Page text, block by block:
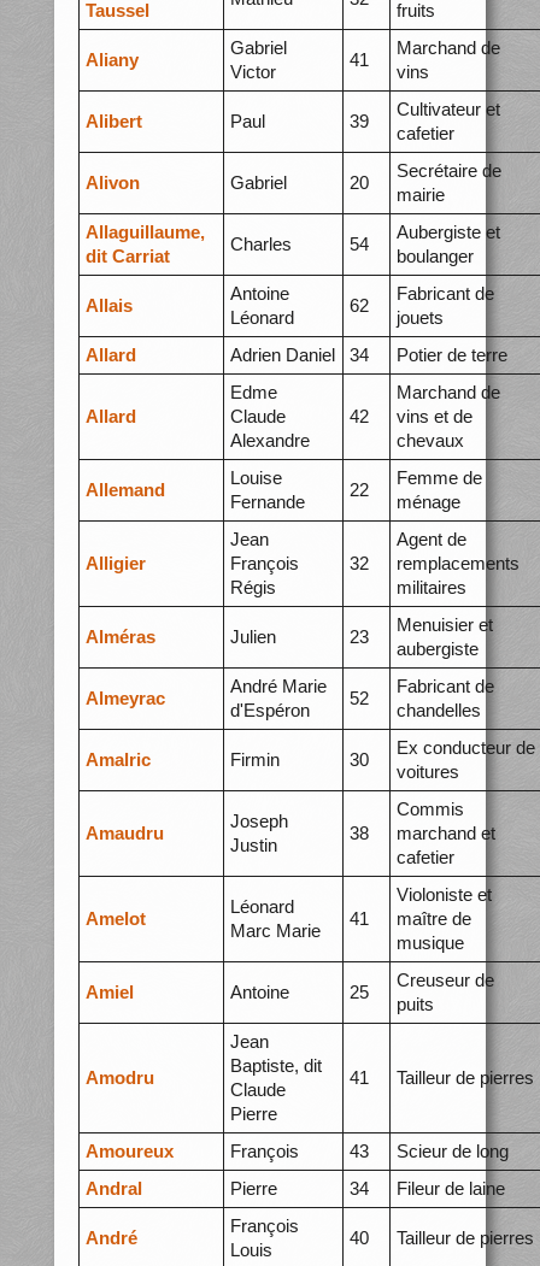
Taussel
fruits
Aliany
Gabriel
Victor
41
Marchand de
vins
Alibert Paul 39
Cultivateur et
cafetier
Alivon Gabriel 20
Secrétaire de
mairie
Allaguillaume,
dit Carriat
Charles 54
Aubergiste et
boulanger
Allais
Antoine
Léonard
62
Fabricant de
jouets
Allard
Adrien Daniel 34 Potier de terre
Allard
Edme
Claude
Alexandre
42
Marchand de
vins et de
chevaux
Allemand
Louise
Fernande
22
Femme de
ménage
Alligier
Jean
François
Régis
32
Agent de
remplacements
militaires
Alméras Julien 23
Menuisier et
aubergiste
Almeyrac
André Marie
d'Espéron
52
Fabricant de
chandelles
Amalric Firmin 30
Ex conducteur de
voitures
Amaudru
Joseph
Justin
38
Commis
marchand et
cafetier
Amelot
Léonard
Marc Marie
41
Violoniste et
maître de
musique
Amiel Antoine 25
Creuseur de
puits
Amodru
Jean
Baptiste, dit
Claude
Pierre
41 Tailleur de pierres
Amoureux François 43
Scieur de long
Andral
Pierre 34 Fileur de laine
André
François
Louis
40 Tailleur de pierres